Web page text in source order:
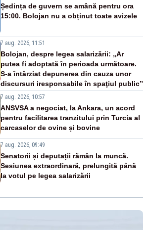
Ședința de guvern se amână pentru ora
15:00. Bolojan nu a obținut toate avizele
7 aug. 2026, 11:51
Bolojan, despre legea salarizării: „Ar
putea fi adoptată în perioada următoare.
S-a întârziat depunerea din cauza unor
discursuri iresponsabile în spaţiul public”
7 aug. 2026, 10:57
ANSVSA a negociat, la Ankara, un acord
pentru facilitarea tranzitului prin Turcia al
carcaselor de ovine și bovine
7 aug. 2026, 09:49
Senatorii și deputații rămân la muncă.
Sesiunea extraordinară, prelungită până
la votul pe legea salarizării